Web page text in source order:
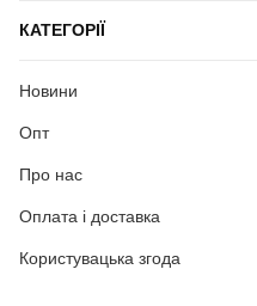
КАТЕГОРІЇ
Новини
Опт
Про нас
Оплата і доставка
Користувацька згода